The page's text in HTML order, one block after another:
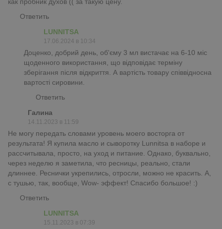
Ответить
LUNNITSA
17.06.2024 в 10:34
Доценко, добрий день, об'єму 3 мл вистачає на 6-10 міс
щоденного використання, що відповідає терміну
зберігання після відкриття. А вартість товару співвідносна
вартості сировини.
Ответить
Галина
14.11.2023 в 11:59
Не могу передать словами уровень моего восторга от
результата! Я купила масло и сыворотку Lunnitsa в наборе и
рассчитывала, просто, на уход и питание. Однако, буквально,
через неделю я заметила, что ресницы, реально, стали
длиннее. Реснички укрепились, отросли, можно не красить. А,
с тушью, так, вообще, Wow- эффект! Спасибо большое! :)
Ответить
LUNNITSA
15.11.2023 в 07:39